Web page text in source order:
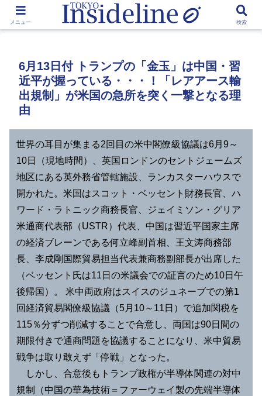
by Toshikawa Takao
6月13日付 トランプの「金玉」は中国・習
近平が握っている・・・！「レアアース輸
出規制」が米国の急所を突く一撃となる理
由
世界の耳目が集まる2回目の米中閣僚級協議は6月9～
10日（現地時間）、英国ロンドンのセントジェームズ
地区にある英外務省管轄施設、ランカスターハウスで
開かれた。米国はスコット・ベッセント財務長官、ハ
ワード・ラトニック商務長官、ジェイミソン・グリア
米通商代表部（USTR）代表、中国は習近平国家主席
の経済ブレーンである何立峰副首相、王文涛商務部
長、李成剛国際貿易担当代表兼商務副部長が出席した
（ベッセント氏は11日の米議会での証言のため10日午
後帰国）。 米中両政府はスイスのジュネーブでの第1
回経済貿易閣僚級協議（5月10～11日）で追加関税を
115％分ずつ削減することで合意し、両国は90日間の
期限付きで通商問題を協議することになり、米中貿易
戦争は取り敢えず「停戦」となった。
しかし、合意後もトランプ政権が半導体関連の対中
規制（中国の華為技術＝ファーウェイ製の先端半導体
メニュー 検索